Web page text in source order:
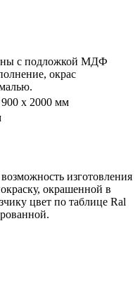
с подложкой МДФ
окрас
900 x 2000 мм
изготовления
окрашенной в
цвет по таблице Ral